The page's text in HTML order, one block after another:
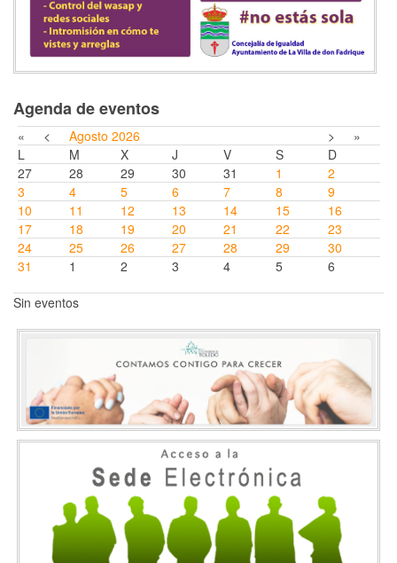
Agenda de eventos
« < Agosto 2026 >
»
L
M X J V S
D
27
28 29 30 31 1
2
3
4 5 6 7 8
9
10
11 12 13 14 15
16
17
18 19 20 21 22
23
24
25 26 27 28 29
30
31
1 2 3 4 5 6
Sin eventos